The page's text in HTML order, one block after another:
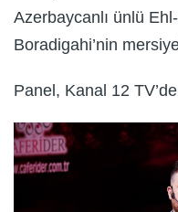
Azerbaycanlı ünlü
Boradigahi’nin
Panel, Kanal 12